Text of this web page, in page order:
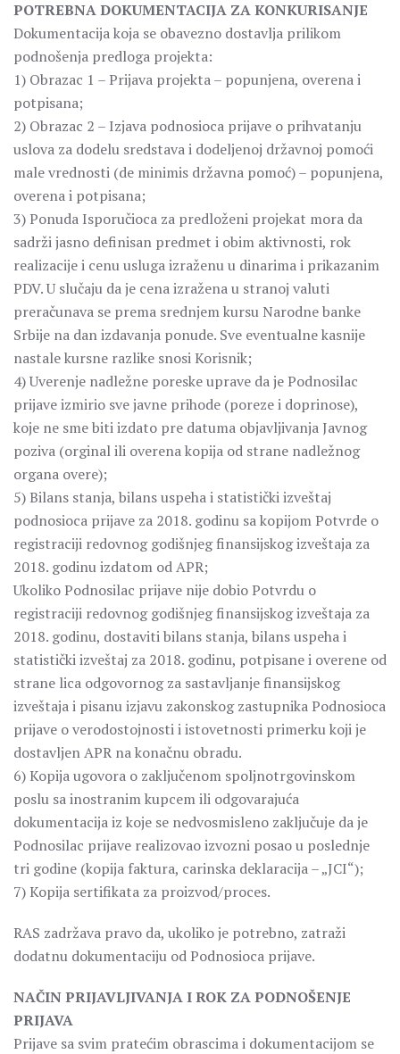
POTREBNA DOKUMENTACIJA ZA KONKURISANJE
Dokumentacija koja se obavezno dostavlja prilikom
podnošenja predloga projekta:
1) Obrazac 1 – Prijava projekta – popunjena, overena i
potpisana;
2) Obrazac 2 – Izjava podnosioca prijave o prihvatanju
uslova za dodelu sredstava i dodeljenoj državnoj pomoći
male vrednosti (de minimis državna pomoć) – popunjena,
overena i potpisana;
3) Ponuda Isporučioca za predloženi projekat mora da
sadrži jasno definisan predmet i obim aktivnosti, rok
realizacije i cenu usluga izraženu u dinarima i prikazanim
PDV. U slučaju da je cena izražena u stranoj valuti
preračunava se prema srednjem kursu Narodne banke
Srbije na dan izdavanja ponude. Sve eventualne kasnije
nastale kursne razlike snosi Korisnik;
4) Uverenje nadležne poreske uprave da je Podnosilac
prijave izmirio sve javne prihode (poreze i doprinose),
koje ne sme biti izdato pre datuma objavljivanja Javnog
poziva (orginal ili overena kopija od strane nadležnog
organa overe);
5) Bilans stanja, bilans uspeha i statistički izveštaj
podnosioca prijave za 2018. godinu sa kopijom Potvrde o
registraciji redovnog godišnjeg finansijskog izveštaja za
2018. godinu izdatom od APR;
Ukoliko Podnosilac prijave nije dobio Potvrdu o
registraciji redovnog godišnjeg finansijskog izveštaja za
2018. godinu, dostaviti bilans stanja, bilans uspeha i
statistički izveštaj za 2018. godinu, potpisane i overene od
strane lica odgovornog za sastavljanje finansijskog
izveštaja i pisanu izjavu zakonskog zastupnika Podnosioca
prijave o verodostojnosti i istovetnosti primerku koji je
dostavljen APR na konačnu obradu.
6) Kopija ugovora o zaključenom spoljnotrgovinskom
poslu sa inostranim kupcem ili odgovarajuća
dokumentacija iz koje se nedvosmisleno zaključuje da je
Podnosilac prijave realizovao izvozni posao u poslednje
tri godine (kopija faktura, carinska deklaracija – „JCI“);
7) Kopija sertifikata za proizvod/proces.
RAS zadržava pravo da, ukoliko je potrebno, zatraži
dodatnu dokumentaciju od Podnosioca prijave.
NAČIN PRIJAVLJIVANJA I ROK ZA PODNOŠENJE
PRIJAVA
Prijave sa svim pratećim obrascima i dokumentacijom se